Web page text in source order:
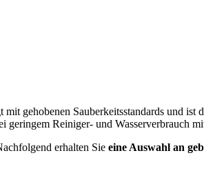
mit gehobenen Sauberkeitsstandards und
Reiniger- und Wasserverbrauch
erhalten Sie eine Auswahl an